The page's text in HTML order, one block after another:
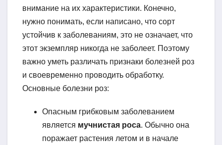
внимание на их характеристики. Конечно,
нужно понимать, если написано, что сорт
устойчив к заболеваниям, это не означает, что
этот экземпляр никогда не заболеет. Поэтому
важно уметь различать признаки болезней роз
и своевременно проводить обработку.
Основные болезни роз:
Опасным грибковым заболеванием
является мучнистая роса. Обычно она
поражает растения летом и в начале